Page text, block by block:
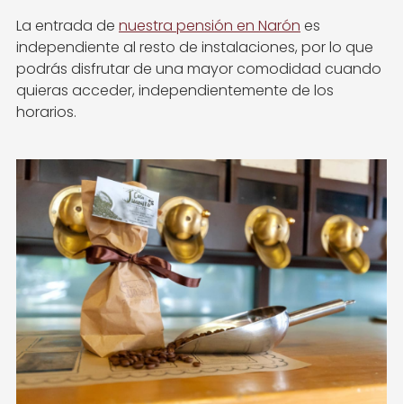
La entrada de nuestra pensión en Narón es
independiente al resto de instalaciones, por lo que
podrás disfrutar de una mayor comodidad cuando
quieras acceder, independientemente de los
horarios.